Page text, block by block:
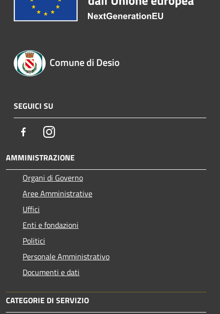
Comune di Desio
SEGUICI SU
FacebookInstagram
AMMINISTRAZIONE
Organi di Governo
Aree Amministrative
Uffici
Enti e fondazioni
Politici
Personale Amministrativo
Documenti e dati
CATEGORIE DI SERVIZIO